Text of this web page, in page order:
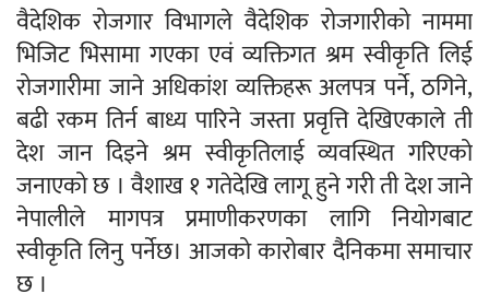
वैदेशिक रोजगार विभागले वैदेशिक रोजगारीको नाममा
भिजिट भिसामा गएका एवं व्यक्तिगत श्रम स्वीकृति लिई
रोजगारीमा जाने अधिकांश व्यक्तिहरू अलपत्र पर्ने, ठगिने,
बढी रकम तिर्न बाध्य पारिने जस्ता प्रवृत्ति देखिएकाले ती
देश जान दिइने श्रम स्वीकृतिलाई व्यवस्थित गरिएको
जनाएको छ । वैशाख १ गतेदेखि लागू हुने गरी ती देश जाने
नेपालीले मागपत्र प्रमाणीकरणका लागि नियोगबाट
स्वीकृति लिनु पर्नेछ। आजको कारोबार दैनिकमा समाचार
छ ।